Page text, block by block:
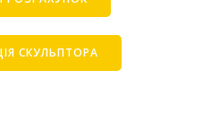
СКУЛЬПТОРА